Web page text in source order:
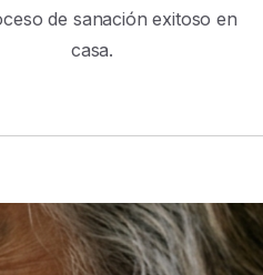
de sanación exitoso en
casa.